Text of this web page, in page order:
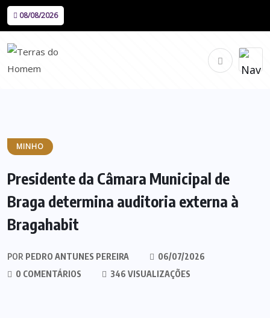
08/08/2026
MINHO
Presidente da Câmara Municipal de
Braga determina auditoria externa à
Bragahabit
POR PEDRO ANTUNES PEREIRA
06/07/2026
0 COMENTÁRIOS
346 VISUALIZAÇÕES